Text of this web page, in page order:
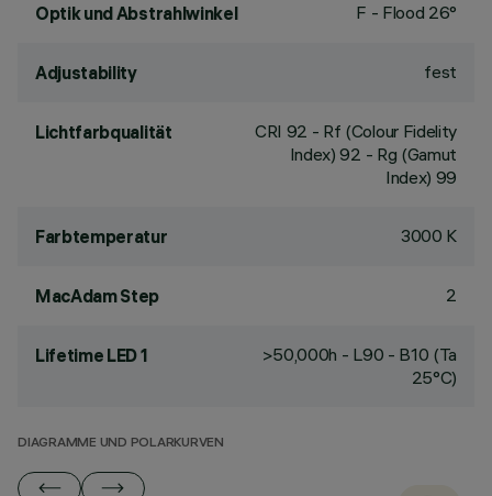
Optik und Abstrahlwinkel F - Flood 26°
Adjustability fest
Lichtfarbqualität CRI 92 - Rf (Colour Fidelity
Index) 92 - Rg (Gamut
Index) 99
Farbtemperatur 3000 K
MacAdam Step 2
Lifetime LED 1
>50,000h - L90 - B10 (Ta
25°C)
DIAGRAMME UND POLARKURVEN